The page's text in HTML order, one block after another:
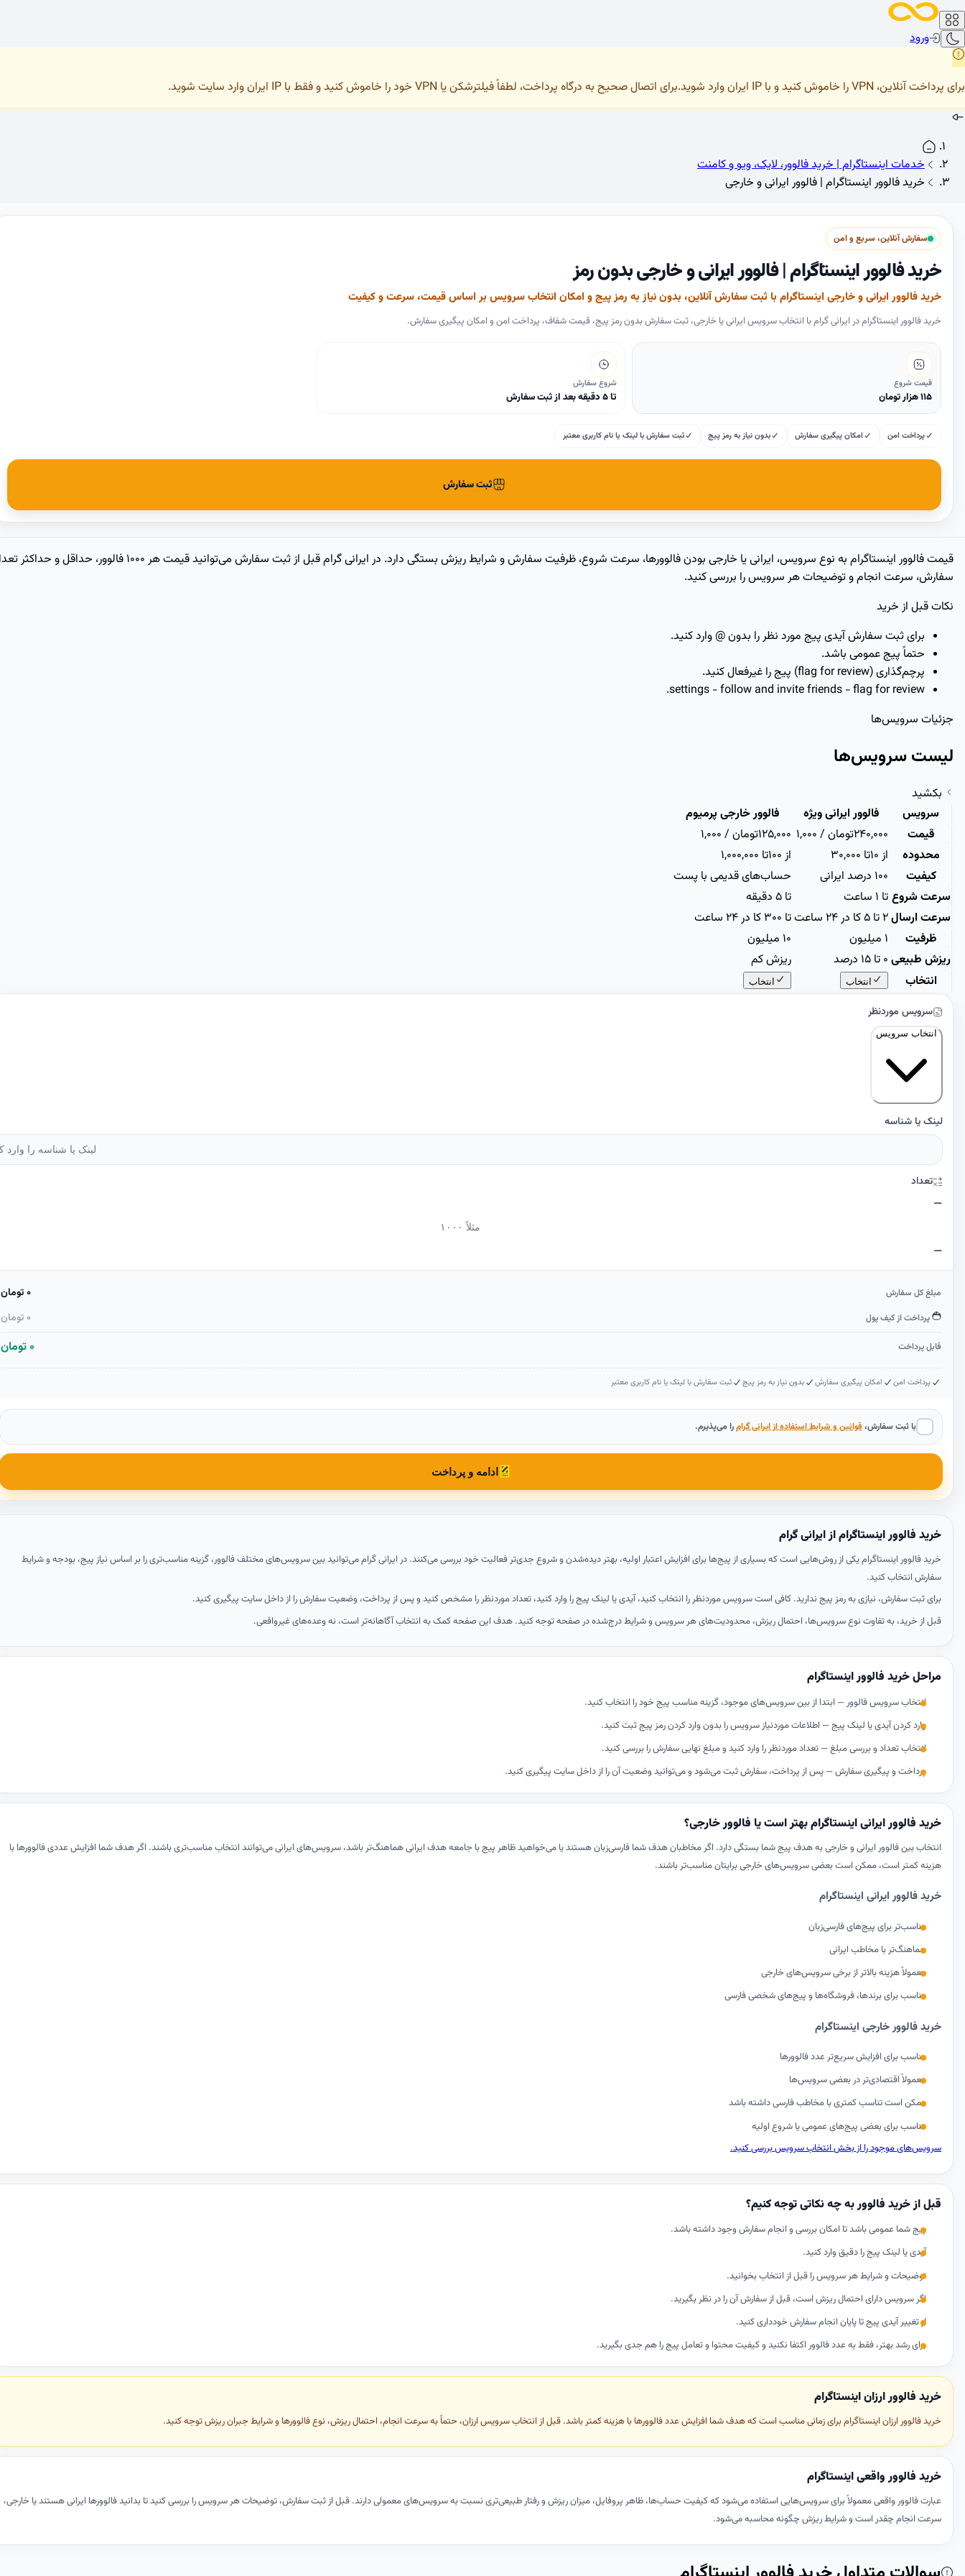
ورود
برای پرداخت آنلاین، VPN را خاموش کنید و با IP ایران وارد شوید. برای اتصال صحیح به درگاه پرداخت، لطفاً فیلترشکن یا VPN خود را خاموش کنید و فقط با IP ایران وارد سایت شوید.
خدمات اینستاگرام | خرید فالوور، لایک، ویو و کامنت
خرید فالوور اینستاگرام | فالوور ایرانی و خارجی
سفارش آنلاین، سریع و امن
خرید فالوور اینستاگرام | فالوور ایرانی و خارجی بدون رمز
خرید فالوور ایرانی و خارجی اینستاگرام با ثبت سفارش آنلاین، بدون نیاز به رمز پیج و امکان انتخاب سرویس بر اساس قیمت، سرعت و کیفیت
خرید فالوور اینستاگرام در ایرانی گرام با انتخاب سرویس ایرانی یا خارجی، ثبت سفارش بدون رمز پیج، قیمت شفاف، پرداخت امن و امکان پیگیری سفارش.
قیمت شروع
۱۱۵ هزار تومان
شروع سفارش
تا ۵ دقیقه بعد از ثبت سفارش
پرداخت امن امکان پیگیری سفارش بدون نیاز به رمز پیج ثبت سفارش با لینک یا نام کاربری معتبر
ثبت سفارش
قیمت فالوور اینستاگرام به نوع سرویس، ایرانی یا خارجی بودن فالوورها، سرعت شروع، ظرفیت سفارش و شرایط ریزش بستگی دارد. در ایرانی گرام قبل از ثبت سفارش می‌توانید قیمت هر ۱۰۰۰ فالوور،
سفارش، سرعت انجام و توضیحات هر سرویس را بررسی کنید.
نکات قبل از خرید
برای ثبت سفارش آیدی پیج مورد نظر را بدون @ وارد کنید.
حتماً پیج عمومی باشد.
پرچم‌گذاری (flag for review) پیج را غیرفعال کنید.
settings - follow and invite friends - flag for review.
جزئیات سرویس‌ها
لیست سرویس‌ها
بکشید
سرویس
فالوور ایرانی ويژه
فالوور خارجی پرمیوم
قیمت
240,000تومان / 1,000 125,000تومان / 1,000
محدوده
از 10 تا 30,000 از 100
تا 1,000,000
کیفیت
۱۰۰ درصد ایرانی
حساب‌های قدیمی با پست
سرعت شروع تا ۱ ساعت
تا ۵ دقیقه
سرعت ارسال۲ تا ۵ کا در ۲۴ ساعت
تا ۳۰۰ کا در ۲۴ ساعت
ظرفیت
۱ میلیون
۱۰ میلیون
ریزش طبیعی ۰ تا ۱۵ درصد
ریزش کم
انتخاب
انتخاب انتخاب
سرویس موردنظر
انتخاب سرویس
لینک یا شناسه
تعداد
—
—
مبلغ کل سفارش 0 تومان
پرداخت از کیف پول 0 تومان
قابل پرداخت 0 تومان
پرداخت امن امکان پیگیری سفارش بدون نیاز به رمز پیج ثبت سفارش با لینک یا نام کاربری معتبر
با ثبت سفارش،قوانین و شرایط استفاده از ایرانی گرامرا می‌پذیرم.
ادامه و پرداخت
خرید فالوور اینستاگرام از ایرانی گرام
خرید فالوور اینستاگرام یکی از روش‌هایی است که بسیاری از پیج‌ها برای افزایش اعتبار اولیه، بهتر دیده‌شدن و شروع جدی‌تر فعالیت خود بررسی می‌کنند. در ایرانی گرام می‌توانید بین سرویس‌های مختلف فالوور، گزینه مناسب‌تری را بر اساس نیاز پیج، بودجه و شرایط
سفارش انتخاب کنید.
برای ثبت سفارش، نیازی به رمز پیج ندارید. کافی است سرویس موردنظر را انتخاب کنید، آیدی یا لینک پیج را وارد کنید، تعداد موردنظر را مشخص کنید و پس از پرداخت، وضعیت سفارش را از داخل سایت پیگیری کنید.
قبل از خرید، به تفاوت نوع سرویس‌ها، احتمال ریزش، محدودیت‌های هر سرویس و شرایط درج‌شده در صفحه توجه کنید. هدف این صفحه کمک به انتخاب آگاهانه‌تر است، نه وعده‌های غیرواقعی.
مراحل خرید فالوور اینستاگرام
انتخاب سرویس فالوور — ابتدا از بین سرویس‌های موجود، گزینه مناسب پیج خود را انتخاب کنید.
وارد کردن آیدی یا لینک پیج — اطلاعات موردنیاز سرویس را بدون وارد کردن رمز پیج ثبت کنید.
انتخاب تعداد و بررسی مبلغ — تعداد موردنظر را وارد کنید و مبلغ نهایی سفارش را بررسی کنید.
پرداخت و پیگیری سفارش — پس از پرداخت، سفارش ثبت می‌شود و می‌توانید وضعیت آن را از داخل سایت پیگیری کنید.
خرید فالوور ایرانی اینستاگرام بهتر است یا فالوور خارجی؟
انتخاب بین فالوور ایرانی و خارجی به هدف پیج شما بستگی دارد. اگر مخاطبان هدف شما فارسی‌زبان هستند یا می‌خواهید ظاهر پیج با جامعه هدف ایرانی هماهنگ‌تر باشد، سرویس‌های ایرانی می‌توانند انتخاب مناسب‌تری باشند. اگر هدف شما افزایش عددی فالوورها با
هزینه کمتر است، ممکن است بعضی سرویس‌های خارجی برایتان مناسب‌تر باشند.
خرید فالوور ایرانی اینستاگرام
مناسب‌تر برای پیج‌های فارسی‌زبان
هماهنگ‌تر با مخاطب ایرانی
معمولاً هزینه بالاتر از برخی سرویس‌های خارجی
مناسب برای برندها، فروشگاه‌ها و پیج‌های شخصی فارسی
خرید فالوور خارجی اینستاگرام
مناسب برای افزایش سریع‌تر عدد فالوورها
معمولاً اقتصادی‌تر در بعضی سرویس‌ها
ممکن است تناسب کمتری با مخاطب فارسی داشته باشد
مناسب برای بعضی پیج‌های عمومی یا شروع اولیه
سرویس‌های موجود را از بخش انتخاب سرویس بررسی کنید.
قبل از خرید فالوور به چه نکاتی توجه کنیم؟
پیج شما عمومی باشد تا امکان بررسی و انجام سفارش وجود داشته باشد.
آیدی یا لینک پیج را دقیق وارد کنید.
توضیحات و شرایط هر سرویس را قبل از انتخاب بخوانید.
اگر سرویس دارای احتمال ریزش است، قبل از سفارش آن را در نظر بگیرید.
از تغییر آیدی پیج تا پایان انجام سفارش خودداری کنید.
برای رشد بهتر، فقط به عدد فالوور اکتفا نکنید و کیفیت محتوا و تعامل پیج را هم جدی بگیرید.
خرید فالوور ارزان اینستاگرام
خرید فالوور ارزان اینستاگرام برای زمانی مناسب است که هدف شما افزایش عدد فالوورها با هزینه کمتر باشد. قبل از انتخاب سرویس ارزان، حتماً به سرعت انجام، احتمال ریزش، نوع فالوورها و شرایط جبران ریزش توجه کنید.
خرید فالوور واقعی اینستاگرام
عبارت فالوور واقعی معمولاً برای سرویس‌هایی استفاده می‌شود که کیفیت حساب‌ها، ظاهر پروفایل، میزان ریزش و رفتار طبیعی‌تری نسبت به سرویس‌های معمولی دارند. قبل از ثبت سفارش، توضیحات هر سرویس را بررسی کنید تا بدانید فالوورها ایرانی هستند یا خارجی،
سرعت انجام چقدر است و شرایط ریزش چگونه محاسبه می‌شود.